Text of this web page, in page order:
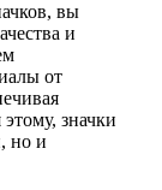
вы
и
от
значки
но и